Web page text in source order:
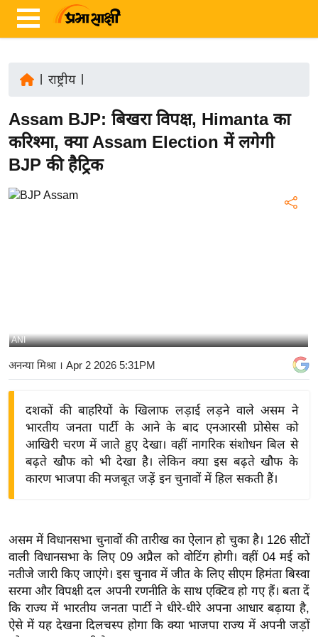
ज़ा
ख
ब
र
रा
य
ज़
द्यो
वि
शे
ष
ज्ञ
रा
राष्ट्रीय|
Assam BJP: बिखरा विपक्ष, Himanta का
करिश्मा, क्या Assam Election में लगेगी
BJP की हैट्रिक
ANI
अनन्या मिश्रा । Apr 2 2026 5:31PM
दशकों की बाहरियों के खिलाफ लड़ाई लड़ने वाले असम ने
भारतीय जनता पार्टी के आने के बाद एनआरसी प्रोसेस को
आखिरी चरण में जाते हुए देखा। वहीं नागरिक संशोधन बिल से
बढ़ते खौफ को भी देखा है। लेकिन क्या इस बढ़ते खौफ के
कारण भाजपा की मजबूत जड़ें इन चुनावों में हिल सकती हैं।
असम में विधानसभा चुनावों की तारीख का ऐलान हो चुका है। 126 सीटों
वाली विधानसभा के लिए 09 अप्रैल को वोटिंग होगी। वहीं 04 मई को
नतीजे जारी किए जाएंगे। इस चुनाव में जीत के लिए सीएम हिमंता बिस्वा
सरमा और विपक्षी दल अपनी रणनीति के साथ एक्टिव हो गए हैं। बता दें
कि राज्य में भारतीय जनता पार्टी ने धीरे-धीरे अपना आधार बढ़ाया है,
ऐसे में यह देखना दिलचस्प होगा कि क्या भाजपा राज्य में अपनी जड़ों